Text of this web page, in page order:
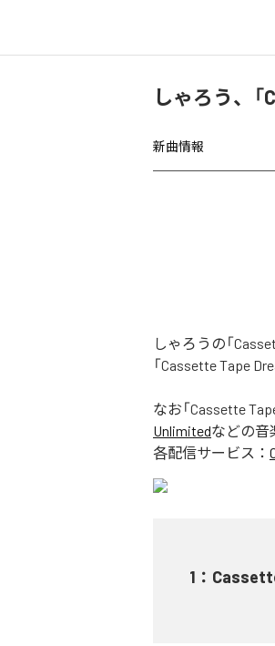
しゃろう、
新曲情報
しゃろうの「
「Cassette Tape
なお「Cassette
Unlimitedなどの音
各配信サービス：
1 ：